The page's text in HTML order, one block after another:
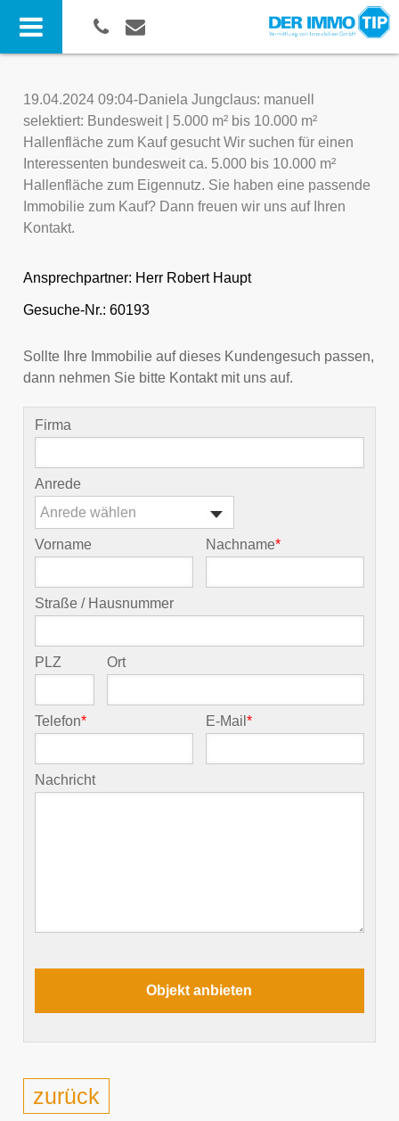
19.04.2024 09:04-Daniela Jungclaus: manuell
selektiert: Bundesweit | 5.000 m² bis 10.000 m²
Hallenfläche zum Kauf gesucht Wir suchen für einen
Interessenten bundesweit ca. 5.000 bis 10.000 m²
Hallenfläche zum Eigennutz. Sie haben eine passende
Immobilie zum Kauf? Dann freuen wir uns auf Ihren
Kontakt.
Ansprechpartner: Herr Robert Haupt
Gesuche-Nr.: 60193
Sollte Ihre Immobilie auf dieses Kundengesuch passen,
dann nehmen Sie bitte Kontakt mit uns auf.
Firma
Anrede
Anrede wählen
Vorname Nachname*
Straße / Hausnummer
PLZ Ort
Telefon* E-Mail*
Nachricht
zurück